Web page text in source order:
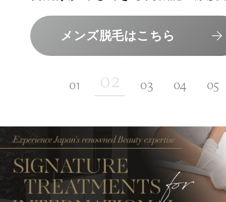
人気メニューはこちら
メンズ脱毛はこちら
スキンケアトライアルはこ
コンセプトはこちら
NAD+点滴はこちら
メンバーシップのご案内